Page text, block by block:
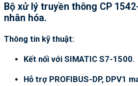
Bộ xử lý truyền thông CP
nhân hóa.
Thông tin kỹ thuật:
Kết nối với SIMATIC S7-1500.
Hỗ trợ PROFIBUS-DP, DPV1